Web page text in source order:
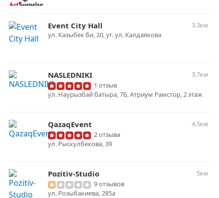
Event City Hall
3.3км
ул. Казыбек би, 20, уг. ул. Калдаякова
NASLEDNIKI
3.7км
1 отзыв
ул. Наурызбай батыра, 7Б, Атриум Рамстор, 2 этаж
QazaqEvent
4.5км
2 отзыва
ул. Рыскулбекова, 39
Pozitiv-Studio
5км
9 отзывов
ул. Розыбакиева, 285а